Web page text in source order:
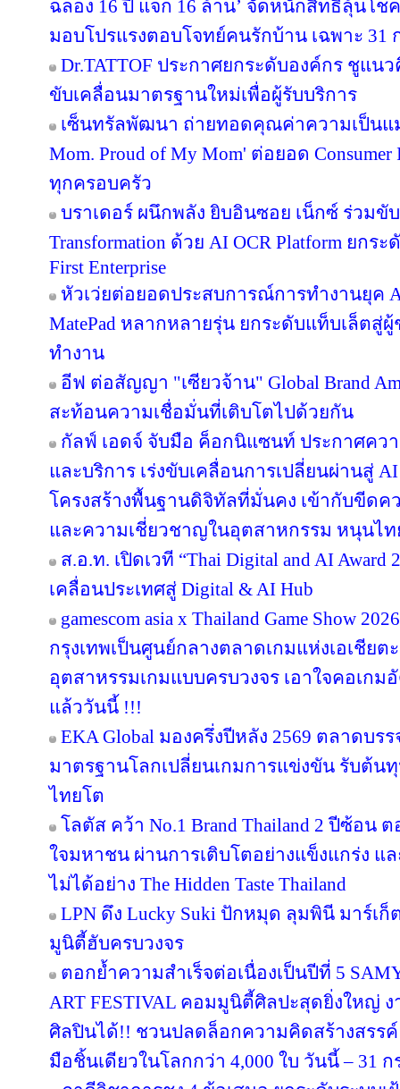
ฉลอง 16 ปี แจก 16 ล้าน’ จัดหนักสิทธิ์ลุ้นโ
มอบโปรแรงตอบโจทย์คนรักบ้าน เฉพาะ 31
Dr.TATTOF ประกาศยกระดับองค์กร ชูแน
ขับเคลื่อนมาตรฐานใหม่เพื่อผู้รับบริการ
เซ็นทรัลพัฒนา ถ่ายทอดคุณค่าความเป็นแม่
Mom. Proud of My Mom' ต่อยอด Consumer
ทุกครอบครัว
บราเดอร์ ผนึกพลัง ยิบอินซอย เน็กซ์ ร่วมขับ
Transformation ด้วย AI OCR Platform ยก
First Enterprise
หัวเว่ยต่อยอดประสบการณ์การทำงานยุค
MatePad หลากหลายรุ่น ยกระดับแท็บเล็ตสู่
ทำงาน
อีฟ ต่อสัญญา "เซียวจ้าน" Global Brand
สะท้อนความเชื่อมั่นที่เติบโตไปด้วยกัน
กัลฟ์ เอดจ์ จับมือ ค็อกนิแซนท์ ประกาศคว
และบริการ เร่งขับเคลื่อนการเปลี่ยนผ่านสู่
โครงสร้างพื้นฐานดิจิทัลที่มั่นคง เข้ากับขีดค
และความเชี่ยวชาญในอุตสาหกรรม หนุนไท
ส.อ.ท. เปิดเวที “Thai Digital and AI
เคลื่อนประเทศสู่ Digital & AI Hub
gamescom asia x Thailand Game Show
กรุงเทพเป็นศูนย์กลางตลาดเกมแห่งเอเชีย
อุตสาหรรมเกมแบบครบวงจร เอาใจคอเก
แล้ววันนี้ !!!
EKA Global มองครึ่งปีหลัง 2569 ตลาดบ
มาตรฐานโลกเปลี่ยนเกมการแข่งขัน รับต้น
ไทยโต
โลตัส คว้า No.1 Brand Thailand 2 ปีซ้อน
ใจมหาชน ผ่านการเติบโตอย่างแข็งแกร่ง
ไม่ได้อย่าง The Hidden Taste Thailand
LPN ดึง Lucky Suki ปักหมุด ลุมพินี มาร์เก็
มูนิตี้ฮับครบวงจร
ตอกย้ำความสำเร็จต่อเนื่องเป็นปีที่ 5
ART FESTIVAL คอมมูนิตี้ศิลปะสุดยิ่งใหญ่
ศิลปินได้!! ชวนปลดล็อกความคิดสร้างสรร
มือชิ้นเดียวในโลกกว่า 4,000 ใบ วันนี้ – 31